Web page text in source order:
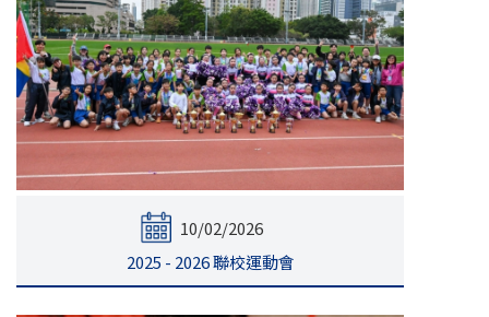
10/02/2026
2025 - 2026 聯校運動會